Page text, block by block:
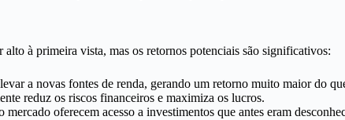
à primeira vista, mas os retornos potenciais são significativos:
a novas fontes de renda, gerando um retorno muito maior do
reduz os riscos financeiros e maximiza os lucros.
mercado oferecem acesso a investimentos que antes eram